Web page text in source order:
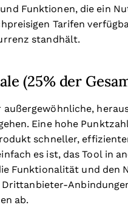
Funktionen, die ein
Tarifen
standhält.
(25% der
Eine hohe
schneller,
es ist, das Tool in
Funktionalität und den
ab.